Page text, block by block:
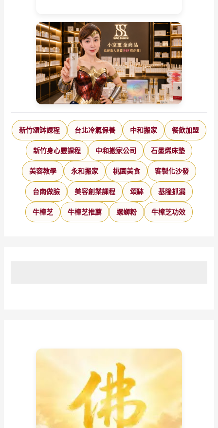
新竹頌缽課程 台北冷氣保養 中和搬家 餐飲加盟
新竹身心靈課程 中和搬家公司 石墨烯床墊
美容教學 永和搬家 桃園美食 客製化沙發
台南做臉 美容創業課程 頌缽 基隆抓漏
牛樟芝 牛樟芝推薦 螺螄粉 牛樟芝功效